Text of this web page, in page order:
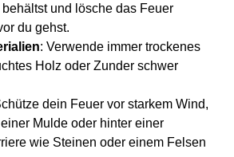
und lösche das Feuer
du gehst.
: Verwende immer trockenes
Holz oder Zunder schwer
dein Feuer vor starkem Wind,
Mulde oder hinter einer
wie Steinen oder einem Felsen